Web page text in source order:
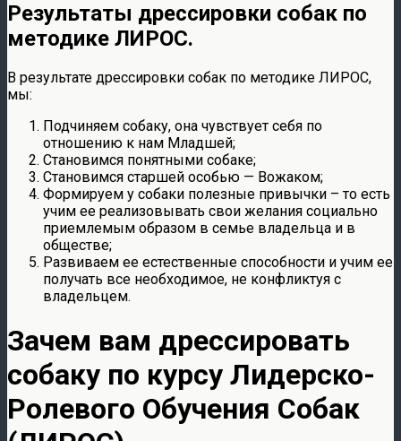
Результаты дрессировки собак по
методике ЛИРОС.
В результате дрессировки собак по методике ЛИРОС,
мы:
Подчиняем собаку, она чувствует себя по
отношению к нам Младшей;
Становимся понятными собаке;
Становимся старшей особью — Вожаком;
Формируем у собаки полезные привычки – то есть
учим ее реализовывать свои желания социально
приемлемым образом в семье владельца и в
обществе;
Развиваем ее естественные способности и учим ее
получать все необходимое, не конфликтуя с
владельцем.
Зачем вам дрессировать
собаку по курсу Лидерско-
Ролевого Обучения Собак